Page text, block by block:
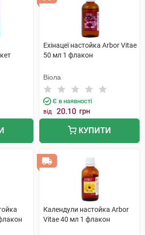
Ехінацеї настойка Arbor Vitae
50 мл 1 флакон
Віола
Є в наявності
від 20.10 грн
КУПИТИ
Календули настойка Arbor
Vitae 40 мл 1 флакон